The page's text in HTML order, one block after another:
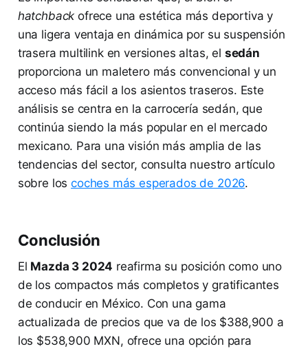
hatchback ofrece una estética más deportiva y
una ligera ventaja en dinámica por su suspensión
trasera multilink en versiones altas, el sedán
proporciona un maletero más convencional y un
acceso más fácil a los asientos traseros. Este
análisis se centra en la carrocería sedán, que
continúa siendo la más popular en el mercado
mexicano. Para una visión más amplia de las
tendencias del sector, consulta nuestro artículo
sobre loscoches más esperados de 2026.
Conclusión
El Mazda 3 2024 reafirma su posición como uno
de los compactos más completos y gratificantes
de conducir en México. Con una gama
actualizada de precios que va de los $388,900 a
los $538,900 MXN, ofrece una opción para